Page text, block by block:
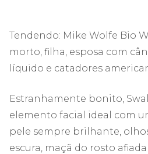
Tendendo: Mike Wolfe Bio
morto, filha, esposa com
líquido e catadores
Estranhamente bonito,
elemento facial ideal com
pele sempre brilhante,
escura, maçã do rosto